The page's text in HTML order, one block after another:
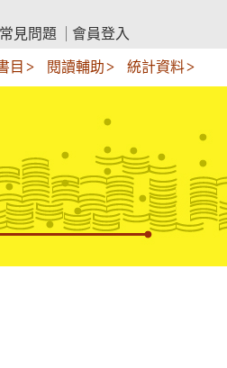
常見問題 會員登入
目 閱讀輔助 統計資料